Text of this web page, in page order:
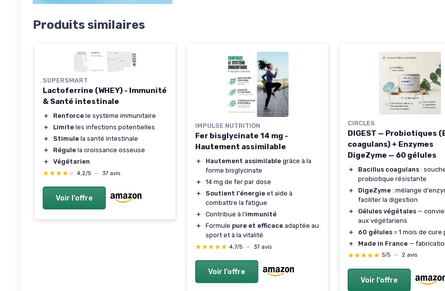
Produits similaires
SUPERSMART
Lactoferrine (WHEY) - Immunité
& Santé intestinale
＋ Renforce le système immunitaire
＋
Limite les infections potentielles
＋
Stimule la santé intestinale
＋
Régule la croissance osseuse
＋
Végétarien
★★★★★
★★★★★ 4,2/5 — 37 avis
Voir l'offre
IMPULSE NUTRITION
Fer bisglycinate 14 mg -
Hautement assimilable
＋ Hautement assimilable grâce à la
forme bisglycinate
＋
14 mg de fer par dose
＋
Soutient l'énergie et aide à
combattre la fatigue
＋
Contribue à l'immunité
＋
Formule pure et efficace adaptée au
sport et à la vitalité
★★★★★
★★★★★ 4,7/5 — 37 avis
Voir l'offre
CIRCLES
DIGEST — Probiotiques
coagulans) + Enzymes
DigeZyme — 60 gélules
＋ Bacillus coagulans :
probiotique résistante
＋
DigeZyme : mélange
faciliter la digestion
＋
Gélules végétales —
aux végétariens
＋
60 gélules = 1 mois de cure
＋
Made in France —
★★★★★
★★★★★ 5/5 — 2 avis
Voir l'offre